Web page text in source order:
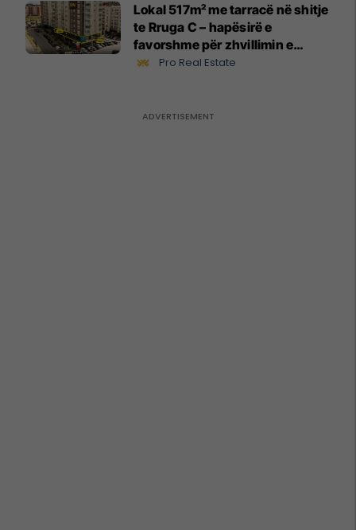
Lokal 517m² me tarracë në shitje
te Rruga C – hapësirë e
favorshme për zhvillimin e
biznesit #15796
Pro Real Estate